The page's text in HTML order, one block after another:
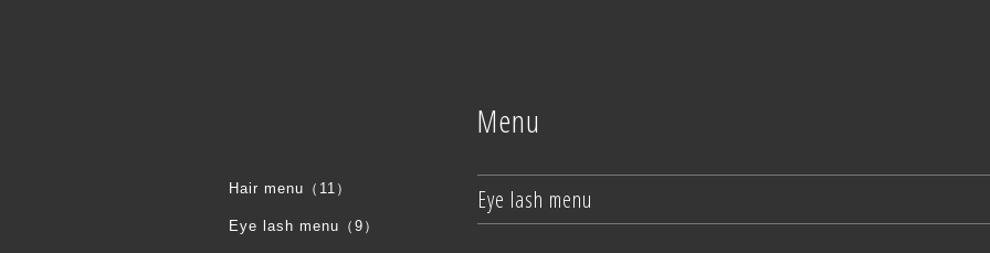
Menu
Eye lash menu
Hair menu（11）
Eye lash menu（9）